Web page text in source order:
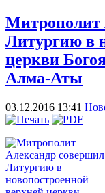
Митрополит
Литургию в
церкви
Алма-Аты
03.12.2016 13:41